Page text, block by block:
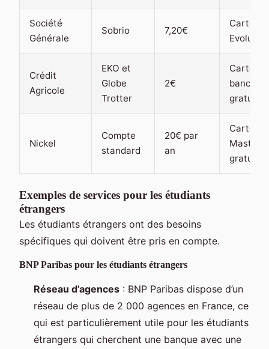
Société
Générale
Sobrio 7,20€
Carte
Evolution
Crédit
Agricole
EKO et
Globe
Trotter
2€
Carte
bancaire
gratuite
Nickel
Compte
standard
20€ par
an
Carte
gratuite
Exemples de services pour les étudiants
étrangers
Les étudiants étrangers ont des besoins
spécifiques qui doivent être pris en compte.
BNP Paribas pour les étudiants étrangers
Réseau d’agences : BNP Paribas dispose d’un
réseau de plus de 2 000 agences en France, ce
qui est particulièrement utile pour les étudiants
étrangers qui cherchent une banque avec une